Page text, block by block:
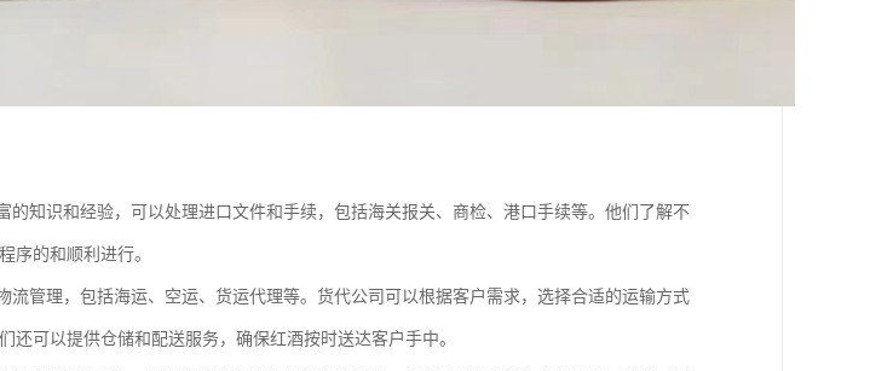
的知识和经验，可以处理进口文件和手续，包括海关报关、商检、港口手续等。他们了解不
序的和顺利进行。
流管理，包括海运、空运、货运代理等。货代公司可以根据客户需求，选择合适的运输方式
还可以提供仓储和配送服务，确保红酒按时送达客户手中。